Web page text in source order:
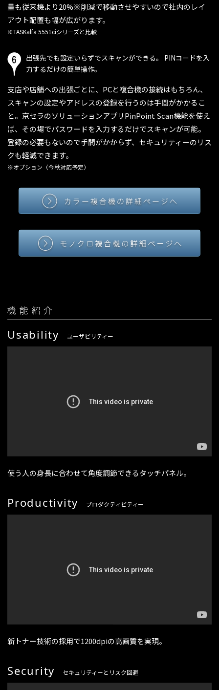
量も従来機より20%※削減で移動させやすいので社内のレイ
アウト配置も幅が広がります。
※TASKalfa 5551ciシリーズと比較
出張先でも設定いらずでスキャンができる。
PINコードを入
力するだけの簡単操作。
支店や店舗への出張ごとに、PCと複合機の接続はもちろん、
スキャンの設定やアドレスの登録を行うのは手間がかかるこ
と。京セラのソリューションアプリPinPoint Scan機能を使え
ば、その場でパスワードを入力するだけでスキャンが可能。
登録の必要もないので手間がかからず、セキュリティーのリス
クも軽減できます。
※オプション（今秋対応予定）
Usability ユーザビリティー
使う人の身長に合わせて角度調節できるタッチパネル。
Productivity プロダクティビティー
新トナー技術の採用で1200dpiの高画質を実現。
Security セキュリティーとリスク回避